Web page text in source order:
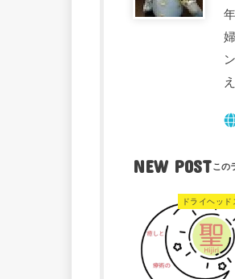
NEW POST
ドライヘッド